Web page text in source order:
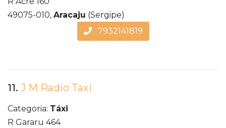
49075-010, Aracaju (Sergipe)
7932141819
11. J M Radio Taxi
Categoria: Táxi
R Gararu 464